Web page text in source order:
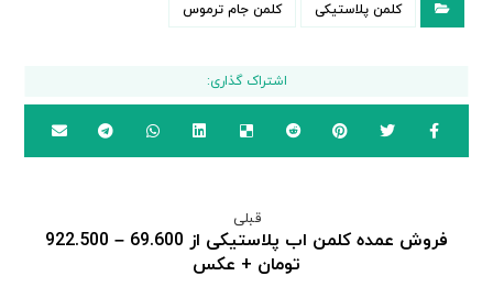
کلمن پلاستیکی کلمن جام ترموس
قبلی
فروش عمده کلمن اب پلاستیکی از 69.600 – 922.500
تومان + عکس